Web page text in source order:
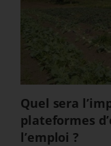
Quel sera
plateformes
l’emploi ?